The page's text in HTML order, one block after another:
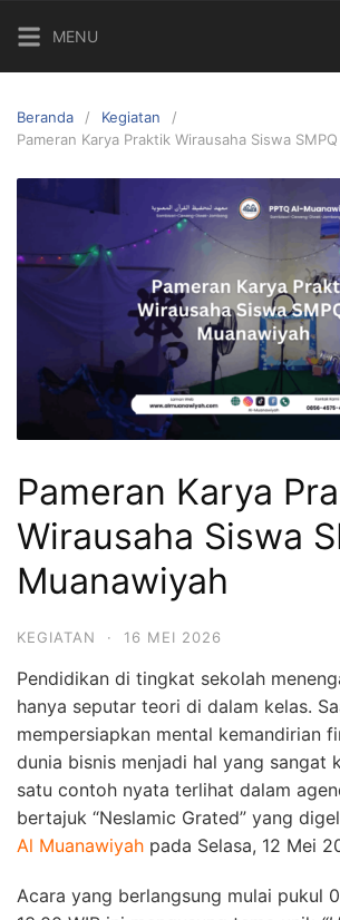
MENU
Beranda
Kegiatan
Pameran Karya Praktik Wirausaha Siswa
Pameran Karya
Wirausaha Siswa
Muanawiyah
KEGIATAN · 16 MEI 2026
Pendidikan di tingkat sekolah
hanya seputar teori di dalam kelas.
mempersiapkan mental kemandirian
dunia bisnis menjadi hal yang sangat
satu contoh nyata terlihat dalam
bertajuk “Neslamic Grated” yang
Al Muanawiyah pada Selasa, 12 Mei
Acara yang berlangsung mulai pukul